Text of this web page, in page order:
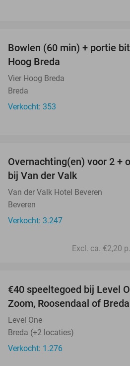
Bowlen (60 min) + portie
Hoog Breda
Vier Hoog Breda
Breda
Verkocht: 353
Overnachting(en) voor 2 +
bij Van der Valk
Van der Valk Hotel Beveren
Beveren
Verkocht: 3.247
Excl. ca. €2,20
€40 speeltegoed bij Level
Zoom, Roosendaal of Breda
Level One
Breda (+2 locaties)
Verkocht: 1.276